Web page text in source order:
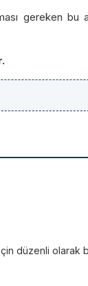
gereken bu
düzenli olarak